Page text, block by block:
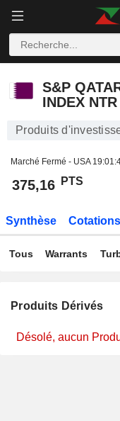
S&P
INDEX NTR
Produits
Marché Fermé - USA
375,16 PTS
Synthèse Cotations
Tous Warrants
Produits Dérivés
Désolé, aucun